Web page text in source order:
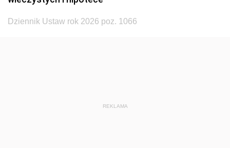
Dziennik Ustaw rok 2026 poz. 1066
REKLAMA